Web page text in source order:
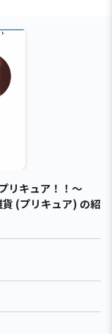
リキュア！！～
貨 (プリキュア) の紹